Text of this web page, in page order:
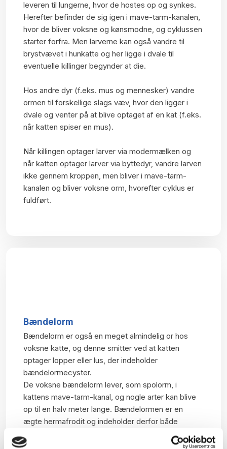
leveren til lungerne, hvor de hostes op og synkes.
Herefter befinder de sig igen i mave-tarm-kanalen,
hvor de bliver voksne og kønsmodne, og cyklussen
starter forfra. Men larverne kan også vandre til
brystvævet i hunkatte og her ligge i dvale til
eventuelle killinger begynder at die.
Hos andre dyr (f.eks. mus og mennesker) vandre
ormen til forskellige slags væv, hvor den ligger i
dvale og venter på at blive optaget af en kat (f.eks.
når katten spiser en mus).
Når killingen optager larver via modermælken og
når katten optager larver via byttedyr, vandre larven
ikke gennem kroppen, men bliver i mave-tarm-
kanalen og bliver voksne orm, hvorefter cyklus er
fuldført.​
Bændelorm
Bændelorm er også en meget almindelig or hos
voksne katte, og denne smitter ved at katten
optager lopper eller lus, der indeholder
bændelormecyster.
De voksne bændelorm lever, som spolorm, i
kattens mave-tarm-kanal, og nogle arter kan blive
op til en halv meter lange. Bændelormen er en
ægte hermafrodit og indeholder derfor både
hanlige og hunlige kønsorganer. Dette betyder, at
alle bændelorm lægger æg, som udskilles i led fra